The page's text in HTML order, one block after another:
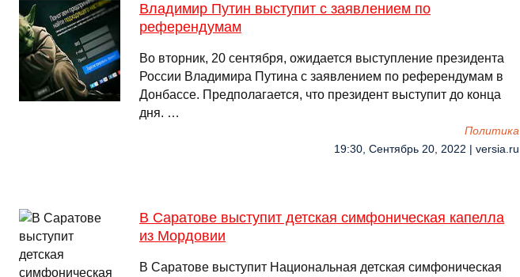
Владимир Путин выступит с заявлением по
референдумам
Во вторник, 20 сентября, ожидается выступление президента
России Владимира Путина с заявлением по референдумам в
Донбассе. Предполагается, что президент выступит до конца
дня. …
Политика
19:30, Сентябрь 20, 2022 | versia.ru
В Саратове выступит детская симфоническая капелла
из Мордовии
В Саратове выступит Национальная детская симфоническая